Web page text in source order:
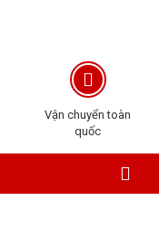
Vận chuyển toàn
quốc